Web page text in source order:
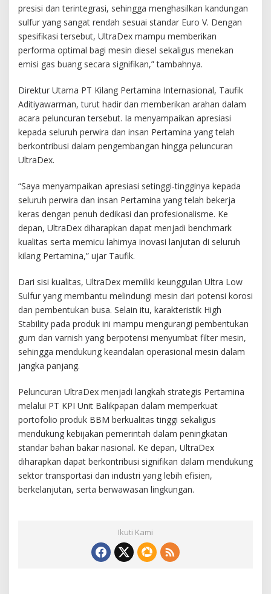
presisi dan terintegrasi, sehingga menghasilkan kandungan
sulfur yang sangat rendah sesuai standar Euro V. Dengan
spesifikasi tersebut, UltraDex mampu memberikan
performa optimal bagi mesin diesel sekaligus menekan
emisi gas buang secara signifikan,” tambahnya.
Direktur Utama PT Kilang Pertamina Internasional, Taufik
Aditiyawarman, turut hadir dan memberikan arahan dalam
acara peluncuran tersebut. Ia menyampaikan apresiasi
kepada seluruh perwira dan insan Pertamina yang telah
berkontribusi dalam pengembangan hingga peluncuran
UltraDex.
“Saya menyampaikan apresiasi setinggi-tingginya kepada
seluruh perwira dan insan Pertamina yang telah bekerja
keras dengan penuh dedikasi dan profesionalisme. Ke
depan, UltraDex diharapkan dapat menjadi benchmark
kualitas serta memicu lahirnya inovasi lanjutan di seluruh
kilang Pertamina,” ujar Taufik.
Dari sisi kualitas, UltraDex memiliki keunggulan Ultra Low
Sulfur yang membantu melindungi mesin dari potensi korosi
dan pembentukan busa. Selain itu, karakteristik High
Stability pada produk ini mampu mengurangi pembentukan
gum dan varnish yang berpotensi menyumbat filter mesin,
sehingga mendukung keandalan operasional mesin dalam
jangka panjang.
Peluncuran UltraDex menjadi langkah strategis Pertamina
melalui PT KPI Unit Balikpapan dalam memperkuat
portofolio produk BBM berkualitas tinggi sekaligus
mendukung kebijakan pemerintah dalam peningkatan
standar bahan bakar nasional. Ke depan, UltraDex
diharapkan dapat berkontribusi signifikan dalam mendukung
sektor transportasi dan industri yang lebih efisien,
berkelanjutan, serta berwawasan lingkungan.
Ikuti Kami